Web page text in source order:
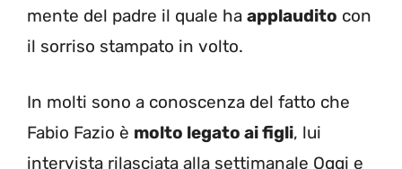
mente del padre il quale ha applaudito con
il sorriso stampato in volto.
In molti sono a conoscenza del fatto che
Fabio Fazio è molto legato ai figli, lui
intervista rilasciata alla settimanale Oggi e